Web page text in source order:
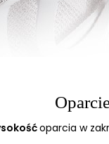
oparcia w